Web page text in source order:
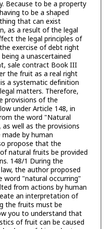
Because to be a property
to be a shaped
that can exist
as a result of the legal
the legal principles of
exercise of debt right
a unascertained
sale contract Book III
the fruit as a real right
a systematic definition
matters. Therefore,
provisions of the
under Article 148, in
the word "Natural
well as the provisions
by human
propose that the
natural fruits be provided
148/1 During the
the author proposed
"natural occurring"
from actions by human
an interpretation of
the fruits must be
you to understand that
of fruit can be caused